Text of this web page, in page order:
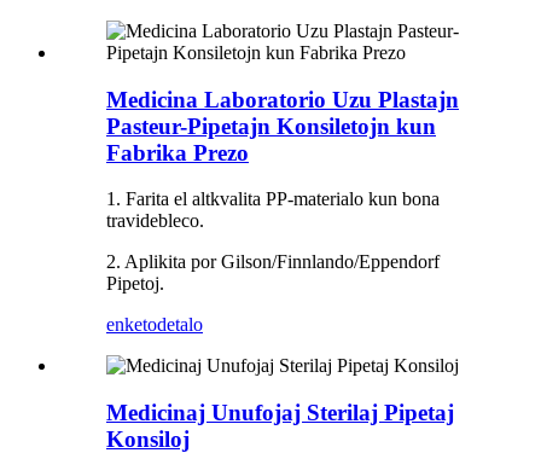
Medicina Laboratorio Uzu Plastajn
Pasteur-Pipetajn Konsiletojn kun
Fabrika Prezo
1. Farita el altkvalita PP-materialo kun bona
travidebleco.
2. Aplikita por Gilson/Finnlando/Eppendorf
Pipetoj.
enketodetalo
Medicinaj Unufojaj Sterilaj Pipetaj
Konsiloj